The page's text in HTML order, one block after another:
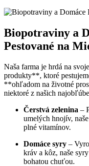
Biopotraviny a
Pestované na
Naša farma je hrdá na
produkty**, ktoré
**ohľadom na životné
niektoré z našich
Čerstvá zelenina –
umelých hnojív,
plné vitamínov.
Domáce syry –
kráv a kôz, naše
bohatou chuťou.